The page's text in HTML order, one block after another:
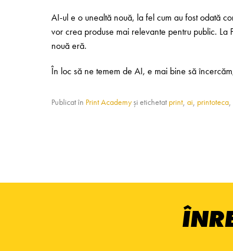
AI-ul e o unealtă nouă, la fel cum au fost odată
vor crea produse mai relevante pentru public. La
nouă eră.
În loc să ne temem de AI, e mai bine să
Publicat în Print Academyși etichetat print, ai, printoteca,